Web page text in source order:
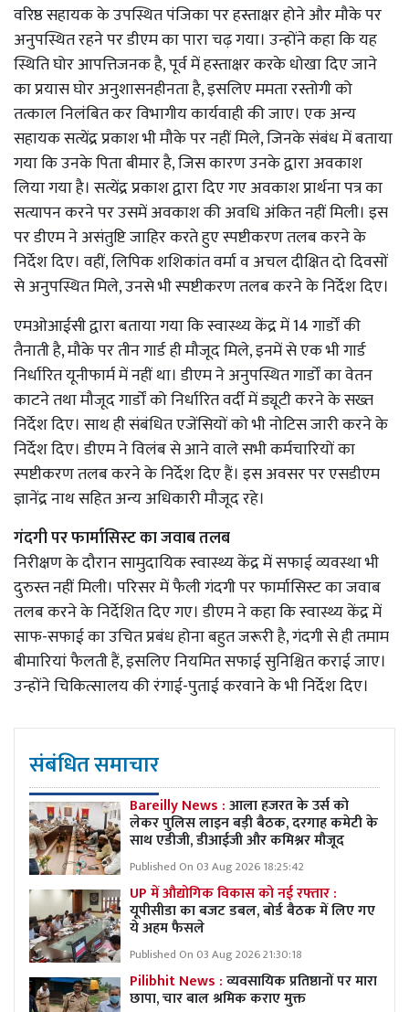
वरिष्ठ सहायक के उपस्थित पंजिका पर हस्ताक्षर होने और मौके पर
अनुपस्थित रहने पर डीएम का पारा चढ़ गया। उन्होंने कहा कि यह
स्थिति घोर आपत्तिजनक है, पूर्व में हस्ताक्षर करके धोखा दिए जाने
का प्रयास घोर अनुशासनहीनता है, इसलिए ममता रस्तोगी को
तत्काल निलंबित कर विभागीय कार्यवाही की जाए। एक अन्य
सहायक सत्येंद्र प्रकाश भी मौके पर नहीं मिले, जिनके संबंध में बताया
गया कि उनके पिता बीमार है, जिस कारण उनके द्वारा अवकाश
लिया गया है। सत्येंद्र प्रकाश द्वारा दिए गए अवकाश प्रार्थना पत्र का
सत्यापन करने पर उसमें अवकाश की अवधि अंकित नहीं मिली। इस
पर डीएम ने असंतुष्टि जाहिर करते हुए स्पष्टीकरण तलब करने के
निर्देश दिए। वहीं, लिपिक शशिकांत वर्मा व अचल दीक्षित दो दिवसों
से अनुपस्थित मिले, उनसे भी स्पष्टीकरण तलब करने के निर्देश दिए।
एमओआईसी द्वारा बताया गया कि स्वास्थ्य केंद्र में 14 गार्डों की
तैनाती है, मौके पर तीन गार्ड ही मौजूद मिले, इनमें से एक भी गार्ड
निर्धारित यूनीफार्म में नहीं था। डीएम ने अनुपस्थित गार्डों का वेतन
काटने तथा मौजूद गार्डों को निर्धारित वर्दी में ड्यूटी करने के सख्त
निर्देश दिए। साथ ही संबंधित एजेंसियों को भी नोटिस जारी करने के
निर्देश दिए। डीएम ने विलंब से आने वाले सभी कर्मचारियों का
स्पष्टीकरण तलब करने के निर्देश दिए हैं। इस अवसर पर एसडीएम
ज्ञानेंद्र नाथ सहित अन्य अधिकारी मौजूद रहे।
गंदगी पर फार्मासिस्ट का जवाब तलब
निरीक्षण के दौरान सामुदायिक स्वास्थ्य केंद्र में सफाई व्यवस्था भी
दुरुस्त नहीं मिली। परिसर में फैली गंदगी पर फार्मासिस्ट का जवाब
तलब करने के निर्देशित दिए गए। डीएम ने कहा कि स्वास्थ्य केंद्र में
साफ-सफाई का उचित प्रबंध होना बहुत जरूरी है, गंदगी से ही तमाम
बीमारियां फैलती हैं, इसलिए नियमित सफाई सुनिश्चित कराई जाए।
उन्होंने चिकित्सालय की रंगाई-पुताई करवाने के भी निर्देश दिए।
संबंधित समाचार
Bareilly News :आला हजरत के उर्स को
लेकर पुलिस लाइन बड़ी बैठक, दरगाह कमेटी के
साथ एडीजी, डीआईजी और कमिश्नर मौजूद
Published On 03 Aug 2026 18:25:42
UP में औद्योगिक विकास को नई रफ्तार :
यूपीसीडा का बजट डबल, बोर्ड बैठक में लिए गए
ये अहम फैसले
Published On 03 Aug 2026 21:30:18
Pilibhit News :व्यवसायिक प्रतिष्ठानों पर मारा
छापा, चार बाल श्रमिक कराए मुक्त